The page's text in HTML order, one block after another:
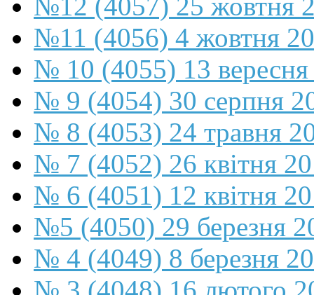
№11 (4056) 4 жовтня
№ 10 (4055) 13
№ 9 (4054) 30 серпня
№ 8 (4053) 24 травня
№ 7 (4052) 26 квітня
№ 6 (4051) 12 квітня
№5 (4050) 29 березня
№ 4 (4049) 8 березня